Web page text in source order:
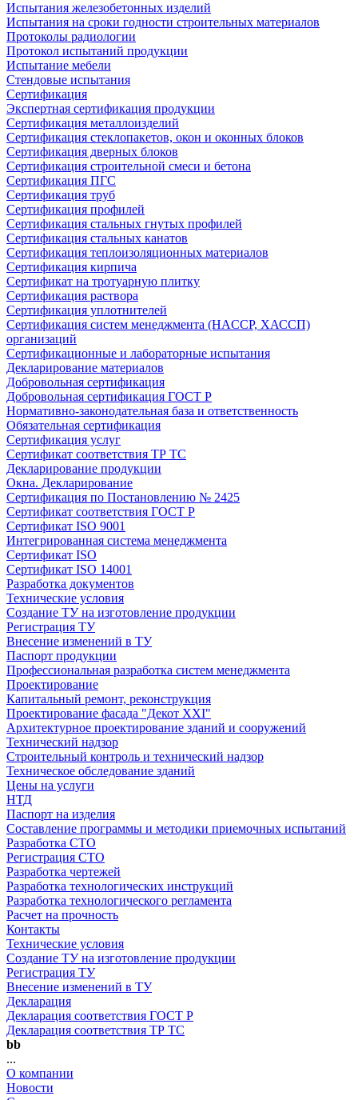
Испытания железобетонных изделий
Испытания на сроки годности строительных материалов
Протоколы радиологии
Протокол испытаний продукции
Испытание мебели
Стендовые испытания
Сертификация
Экспертная сертификация продукции
Сертификация металлоизделий
Сертификация стеклопакетов, окон и оконных блоков
Сертификация дверных блоков
Сертификация строительной смеси и бетона
Сертификация ПГС
Сертификация труб
Сертификация профилей
Сертификация стальных гнутых профилей
Сертификация стальных канатов
Сертификация теплоизоляционных материалов
Сертификация кирпича
Сертификат на тротуарную плитку
Сертификация раствора
Сертификация уплотнителей
Сертификация систем менеджмента (HACCP, ХАССП)
организаций
Сертификационные и лабораторные испытания
Декларирование материалов
Добровольная сертификация
Добровольная сертификация ГОСТ Р
Нормативно-законодательная база и ответственность
Обязательная сертификация
Сертификация услуг
Сертификат соответствия ТР ТС
Декларирование продукции
Окна. Декларирование
Сертификация по Постановлению № 2425
Сертификат соответствия ГОСТ Р
Сертификат ISO 9001
Интегрированная система менеджмента
Сертификат ISO
Сертификат ISO 14001
Разработка документов
Технические условия
Создание ТУ на изготовление продукции
Регистрация ТУ
Внесение изменений в ТУ
Паспорт продукции
Профессиональная разработка систем менеджмента
Проектирование
Капитальный ремонт, реконструкция
Проектирование фасада "Декот XXI"
Архитектурное проектирование зданий и сооружений
Технический надзор
Строительный контроль и технический надзор
Техническое обследование зданий
Цены на услуги
НТД
Паспорт на изделия
Составление программы и методики приемочных испытаний
Разработка СТО
Регистрация СТО
Разработка чертежей
Разработка технологических инструкций
Разработка технологического регламента
Расчет на прочность
Контакты
Технические условия
Создание ТУ на изготовление продукции
Регистрация ТУ
Внесение изменений в ТУ
Декларация
Декларация соответствия ГОСТ Р
Декларация соответствия ТР ТС
bb
...
О компании
Новости